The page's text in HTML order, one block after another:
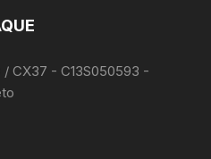
/ CX37 - C13S050593 -